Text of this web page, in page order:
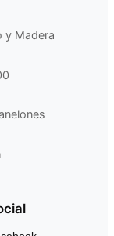
y Madera